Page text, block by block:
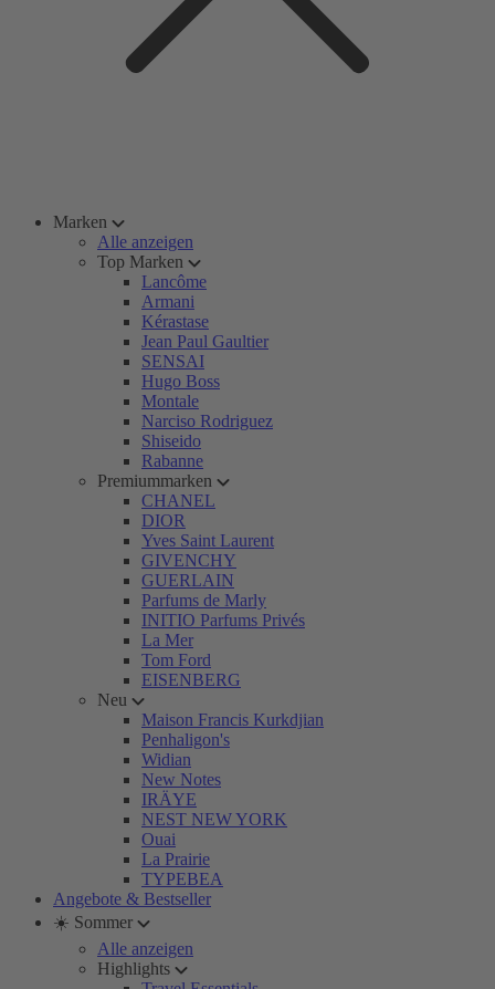
Marken
Alle anzeigen
Top Marken
Lancôme
Armani
Kérastase
Jean Paul Gaultier
SENSAI
Hugo Boss
Montale
Narciso Rodriguez
Shiseido
Rabanne
Premiummarken
CHANEL
DIOR
Yves Saint Laurent
GIVENCHY
GUERLAIN
Parfums de Marly
INITIO Parfums Privés
La Mer
Tom Ford
EISENBERG
Neu
Maison Francis Kurkdjian
Penhaligon's
Widian
New Notes
IRÄYE
NEST NEW YORK
Ouai
La Prairie
TYPEBEA
Angebote & Bestseller
☀️ Sommer
Alle anzeigen
Highlights